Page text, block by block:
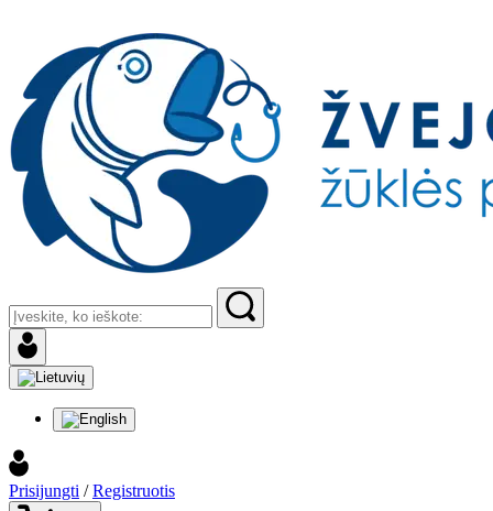
Prisijungti / Registruotis